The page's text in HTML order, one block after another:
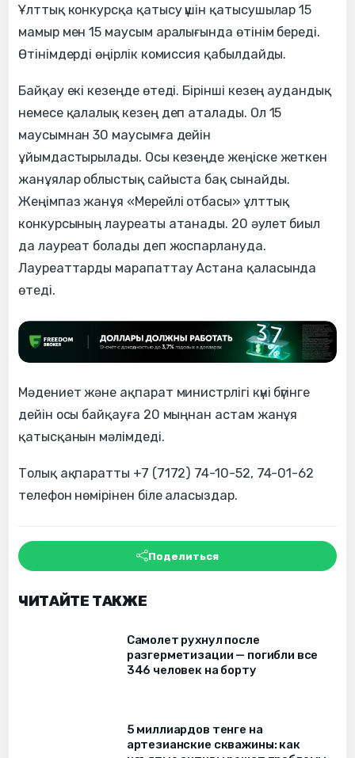
Ұлттық конкурсқа қатысу үшін қатысушылар 15
мамыр мен 15 маусым аралығында өтінім береді.
Өтінімдерді өңірлік комиссия қабылдайды.
Байқау екі кезеңде өтеді. Бірінші кезең аудандық
немесе қалалық кезең деп аталады. Ол 15
маусымнан 30 маусымға дейін
ұйымдастырылады. Осы кезеңде жеңіске жеткен
жанұялар облыстық сайыста бақ сынайды.
Жеңімпаз жанұя «Мерейлі отбасы» ұлттық
конкурсының лауреаты атанады. 20 әулет биыл
да лауреат болады деп жоспарлануда.
Лауреаттарды марапаттау Астана қаласында
өтеді.
Мәдениет және ақпарат министрлігі күні бүгінге
дейін осы байқауға 20 мыңнан астам жанұя
қатысқанын мәлімдеді.
Толық ақпаратты +7 (7172) 74-10-52, 74-01-62
телефон нөмірінен біле аласыздар.
Поделиться
ЧИТАЙТЕ ТАКЖЕ
Самолет рухнул после
разгерметизации — погибли все
346 человек на борту
5 миллиардов тенге на
артезианские скважины: как